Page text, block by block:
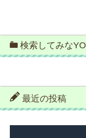
検索してみなYO
最近の投稿